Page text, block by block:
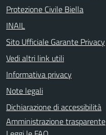
Protezione Civile Biella
INAIL
Sito Ufficiale Garante Privacy
Vedi altri link utili
Informativa privacy
Note legali
Dichiarazione di accessibilità
Amministrazione trasparente